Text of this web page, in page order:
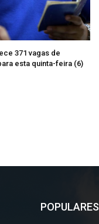
371 vagas de
esta quinta-feira (6)
POPULARES